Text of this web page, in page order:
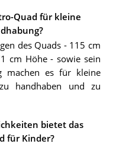
Quad für kleine
des Quads - 115 cm
cm Höhe - sowie sein
machen es für kleine
handhaben und zu
bietet das
für Kinder?